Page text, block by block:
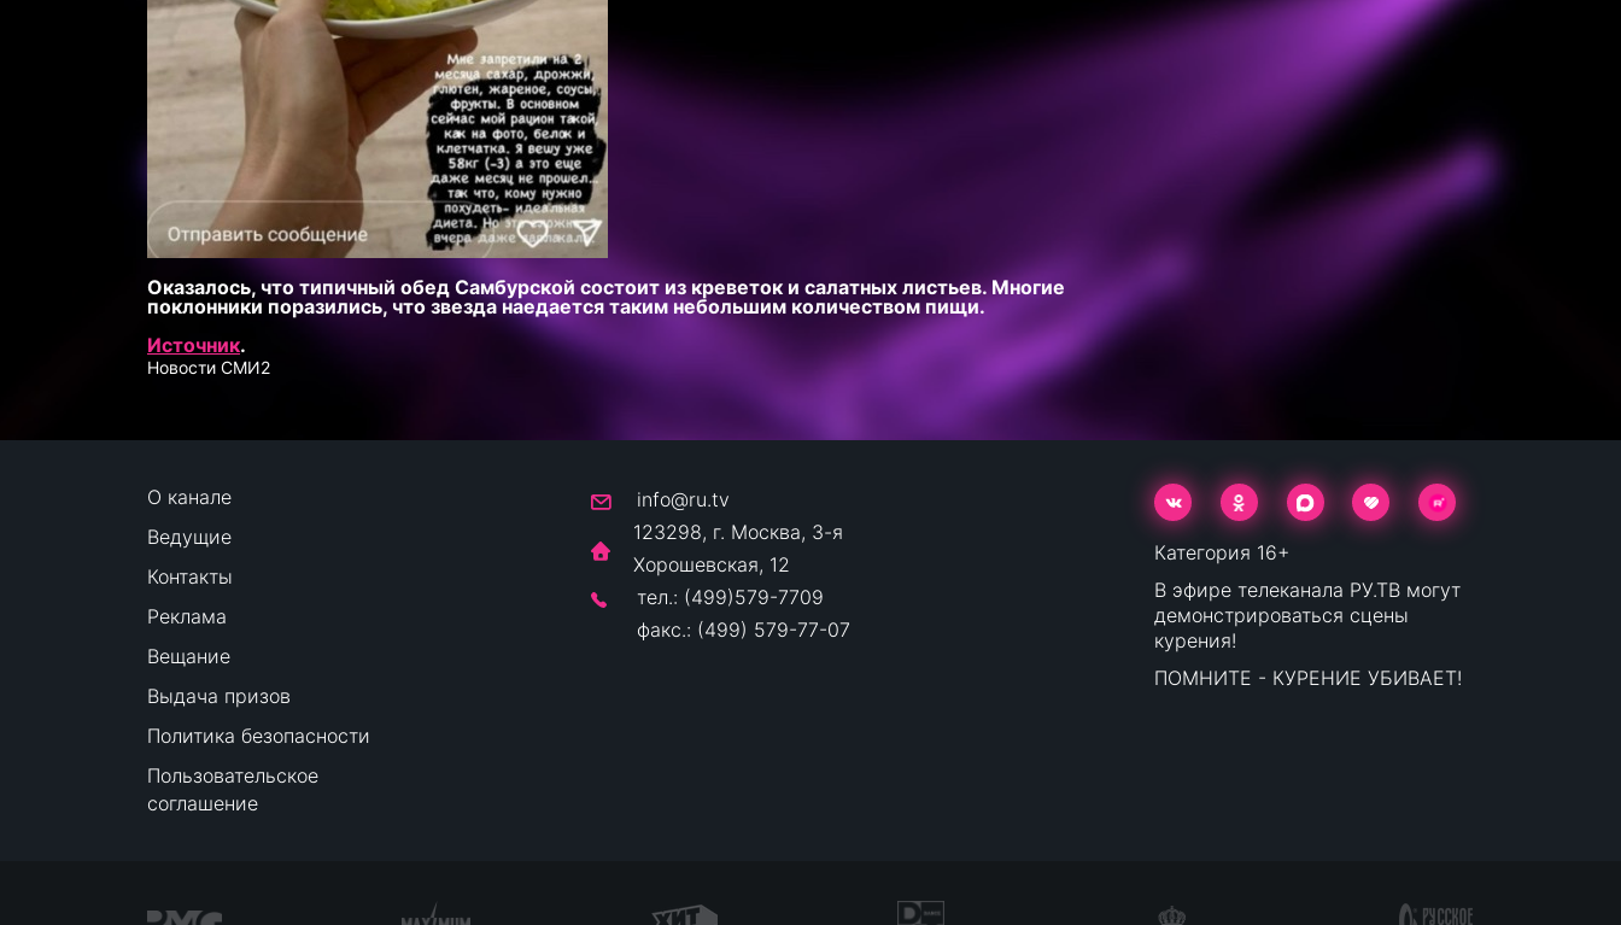
Оказалось, что типичный обед Самбурской состоит из креветок и салатных листьев. Многие
поклонники поразились, что звезда наедается таким небольшим количеством пищи.
Источник.
Новости СМИ2
О канале
Ведущие
Контакты
Реклама
Вещание
Выдача призов
Политика безопасности
Пользовательское
соглашение
info@ru.tv
123298, г. Москва, 3-я
Хорошевская, 12
тел.: (499)579-7709
факс.: (499) 579-77-07
Категория 16+
В эфире телеканала РУ.ТВ могут
демонстрироваться сцены
курения!
ПОМНИТЕ - КУРЕНИЕ УБИВАЕТ!